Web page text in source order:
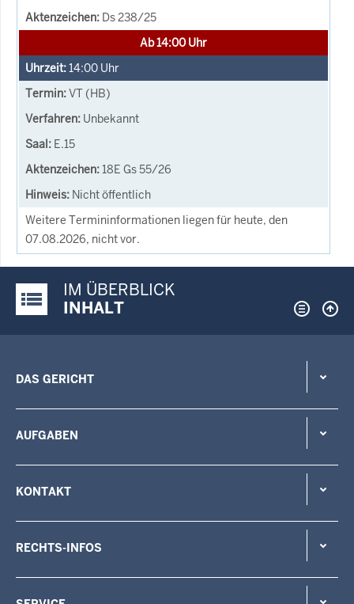
Ds 238/25
Ab 14:00 Uhr
14:00 Uhr
VT (HB)
Unbekannt
E.15
18E Gs 55/26
Nicht öffentlich
Weitere Termininformationen liegen für heute, den
07.08.2026, nicht vor.
Justiz-Portal im Überblick:
IM ÜBERBLICK
INHALT
DAS GERICHT
AUFGABEN
KONTAKT
RECHTS-INFOS